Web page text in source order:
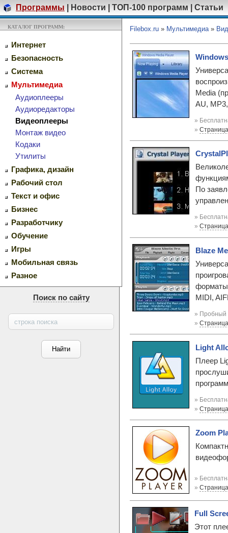
Программы Новости ТОП-100 программ Статьи
КАТАЛОГ ПРОГРАММ:
Интернет
Безопасность
Система
Мультимедиа
Аудиоплееры
Аудиоредакторы
Видеоплееры
Монтаж видео
Кодаки
Утилиты
Графика, дизайн
Рабочий стол
Текст и офис
Бизнес
Разработчику
Обучение
Игры
Мобильная связь
Разное
Поиск по сайту
Filebox.ru » Мультимедиа»
Media
AU,
»
»
По
»
»
Blaze
MIDI,
» Пробный
»
Light
Плеер
»
»
Zoom
»
»
Full
Этот